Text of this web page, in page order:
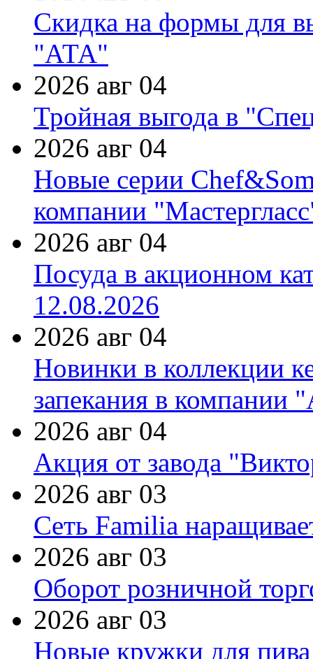
Скидка на формы для
"АТА"
2026 авг 04
Тройная выгода в
2026 авг 04
Новые серии
компании
2026 авг 04
Посуда в акционном
12.08.2026
2026 авг 04
Новинки в коллекции
запекания в компании
2026 авг 04
Акция от завода
2026 авг 03
Сеть Familia
2026 авг 03
Оборот розничной
2026 авг 03
Новые кружки для